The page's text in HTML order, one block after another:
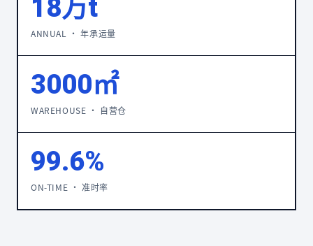
18万t
ANNUAL · 年承运量
3000㎡
WAREHOUSE · 自营仓
99.6%
ON-TIME · 准时率